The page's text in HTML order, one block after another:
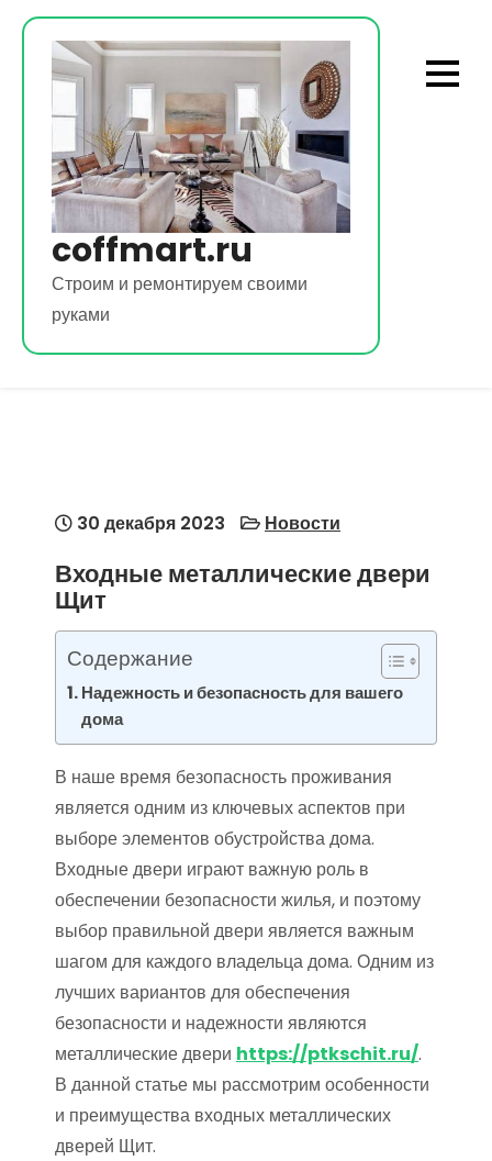
Перейти
содержимому
coffmart.ru
Строим и ремонтируем своими
руками
30 декабря 2023 Новости
Входные металлические двери
Щит
Содержание
Надежность и безопасность для вашего
дома
В наше время безопасность проживания
является одним из ключевых аспектов при
выборе элементов обустройства дома.
Входные двери играют важную роль в
обеспечении безопасности жилья, и поэтому
выбор правильной двери является важным
шагом для каждого владельца дома. Одним из
лучших вариантов для обеспечения
безопасности и надежности являются
металлические двери https://ptkschit.ru/.
В данной статье мы рассмотрим особенности
и преимущества входных металлических
дверей Щит.